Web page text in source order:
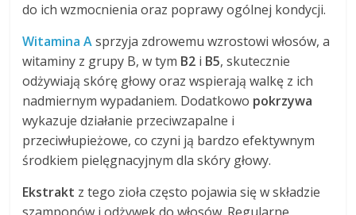
do ich wzmocnienia oraz poprawy ogólnej kondycji.
Witamina Asprzyja zdrowemu wzrostowi włosów, a
witaminy z grupy B, w tym B2 i B5, skutecznie
odżywiają skórę głowy oraz wspierają walkę z ich
nadmiernym wypadaniem. Dodatkowo pokrzywa
wykazuje działanie przeciwzapalne i
przeciwłupieżowe, co czyni ją bardzo efektywnym
środkiem pielęgnacyjnym dla skóry głowy.
Ekstrakt z tego zioła często pojawia się w składzie